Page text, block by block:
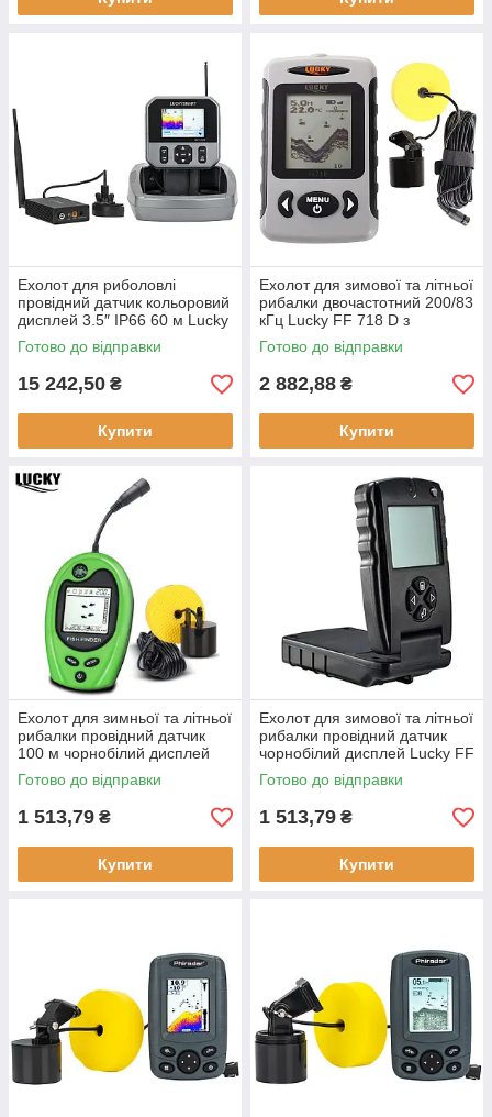
Ехолот для риболовлі
провідний датчик кольоровий
дисплей 3.5″ IP66 60 м Lucky
LBT-1-GPS GPS-навігатор
вологозахист
Готово до відправки
15 242,50 ₴
Купити
Ехолот для зимової та літньої
рибалки двочастотний 200/83
кГц Lucky FF 718 D з
вологозахищеним корпусом
IPX4
Готово до відправки
2 882,88 ₴
Купити
Ехолот для зимньої та літньої
рибалки провідний датчик
100 м чорнобілий дисплей
Lucky FF818 легкий
компактний
Готово до відправки
1 513,79 ₴
Купити
Ехолот для зимової та літньої
рибалки провідний датчик
чорнобілий дисплей Lucky FF
717 глибина до 30 м вага 160
гГотово до відправки
1 513,79 ₴
Купити